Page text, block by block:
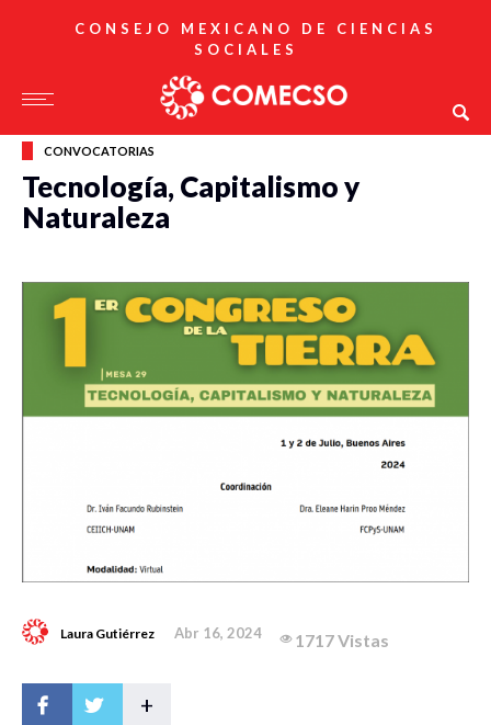
CONSEJO MEXICANO DE CIENCIAS
SOCIALES
CONVOCATORIAS
Tecnología, Capitalismo y
Naturaleza
Laura Gutiérrez Abr 16, 2024 1717 Vistas
+